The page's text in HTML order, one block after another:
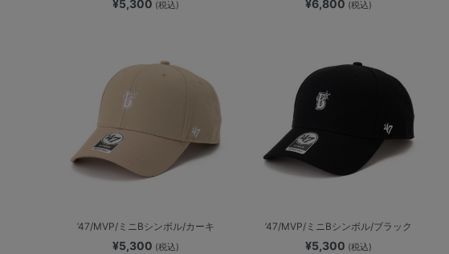
¥5,300 (税込) ¥6,800 (税込)
’47/MVP/ミニBシンボル/カーキ
¥5,300 (税込)
’47/MVP/ミニBシンボル/ブラック
¥5,300 (税込)